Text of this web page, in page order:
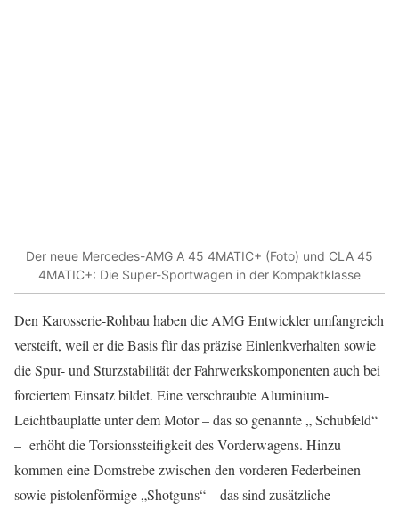
Der neue Mercedes-AMG A 45 4MATIC+ (Foto) und CLA 45
4MATIC+: Die Super-Sportwagen in der Kompaktklasse
Den Karosserie-Rohbau haben die AMG Entwickler umfangreich
versteift, weil er die Basis für das präzise Einlenkverhalten sowie
die Spur- und Sturzstabilität der Fahrwerkskomponenten auch bei
forciertem Einsatz bildet. Eine verschraubte Aluminium-
Leichtbauplatte unter dem Motor – das so genannte „ Schubfeld“
– erhöht die Torsionssteifigkeit des Vorderwagens. Hinzu
kommen eine Domstrebe zwischen den vorderen Federbeinen
sowie pistolenförmige „Shotguns“ – das sind zusätzliche